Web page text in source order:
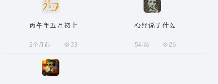
丙午年五月初十
2个月前 33
心经说了什么
5年前 26